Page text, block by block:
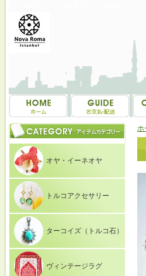
オヤ・イーネオヤ
トルコアクセサリー
ターコイズ（トルコ石）
ヴィンテージラグ
ホ